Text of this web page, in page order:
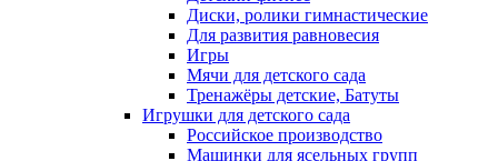
Диски, ролики гимнастические
Для развития равновесия
Игры
Мячи для детского сада
Тренажёры детские, Батуты
Игрушки для детского сада
Российское производство
Машинки для ясельных групп